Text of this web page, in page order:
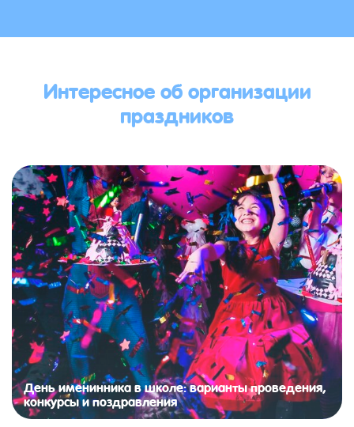
Интересное об организации
праздников
День именинника в школе: варианты проведения,
конкурсы и поздравления